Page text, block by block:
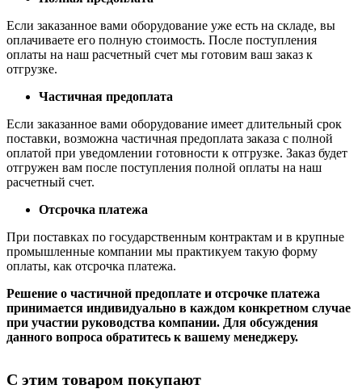
Если заказанное вами оборудование уже есть на складе, вы
оплачиваете его полную стоимость. После поступления
оплаты на наш расчетный счет мы готовим ваш заказ к
отгрузке.
Частичная предоплата
Если заказанное вами оборудование имеет длительный срок
поставки, возможна частичная предоплата заказа с полной
оплатой при уведомлении готовности к отгрузке. Заказ будет
отгружен вам после поступления полной оплаты на наш
расчетный счет.
Отсрочка платежа
При поставках по государственным контрактам и в крупные
промышленные компании мы практикуем такую форму
оплаты, как отсрочка платежа.
Решение о частичной предоплате и отсрочке платежа
принимается индивидуально в каждом конкретном случае
при участии руководства компании. Для обсуждения
данного вопроса обратитесь к вашему менеджеру.
С этим товаром покупают